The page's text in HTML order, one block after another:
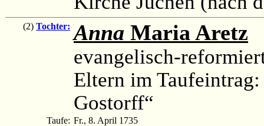
(2) Tochter: Anna Maria Aretz
evangelisch-
Eltern im
Gostorff“
Taufe: Fr., 8. April 1735